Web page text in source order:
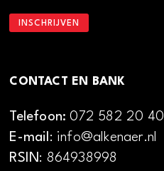
CONTACT EN BANK
Telefoon:072 582 20 40
E-mail: info@alkenaer.nl
RSIN: 864938998